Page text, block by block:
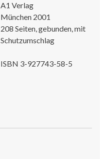
A1 Verlag
München 2001
208 Seiten, gebunden, mit
Schutzumschlag
ISBN 3-927743-58-5